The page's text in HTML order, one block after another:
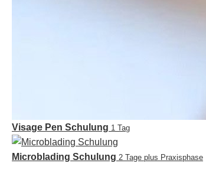
Visage Pen Schulung 1 Tag
Microblading Schulung 2 Tage plus Praxisphase